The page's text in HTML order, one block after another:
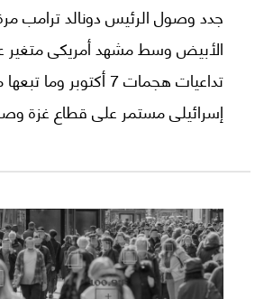
جدد وصول الرئيس دونالد ترامب
الأبيض وسط مشهد أمريكى متغير
تداعيات هجمات 7 أكتوبر
إسرائيلى مستمر على قطاع غزة
جماعة الإخوان المسلمين بالإرهاب.